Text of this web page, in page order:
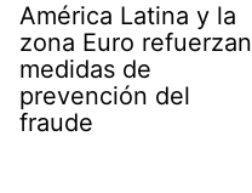
América Latina y la
zona Euro refuerzan
medidas de
prevención del
fraude